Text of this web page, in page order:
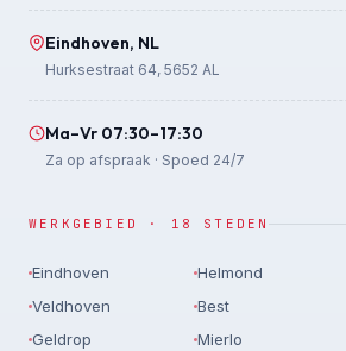
Eindhoven, NL
Hurksestraat 64, 5652 AL
Ma–Vr 07:30–17:30
Za op afspraak · Spoed 24/7
WERKGEBIED · 18 STEDEN
Eindhoven Helmond
Veldhoven
Best
Geldrop
Mierlo